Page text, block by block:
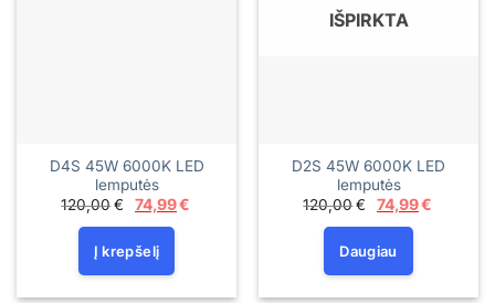
D4S 45W 6000K LED
lemputės
120,00€
Original
price
was:
120,00€.
74,99€
Į krepšelį
IŠPIRKTA
D2S 45W 6000K LED
lemputės
120,00€
Original
price
was:
120,00€.
74,99€
Daugiau